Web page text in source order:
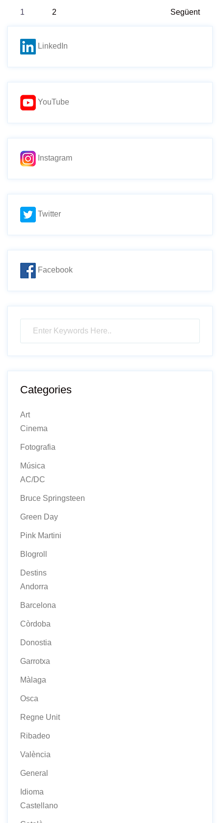
Paginació
de
les
entrades
1 2 Següent
LinkedIn
YouTube
Instagram
Twitter
Facebook
Categories
Art
Cinema
Fotografia
Música
AC/DC
Bruce Springsteen
Green Day
Pink Martini
Blogroll
Destins
Andorra
Barcelona
Còrdoba
Donostia
Garrotxa
Màlaga
Osca
Regne Unit
Ribadeo
València
General
Idioma
Castellano